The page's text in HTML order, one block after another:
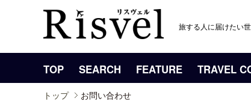
旅する人に届けたい
TOP SEARCH FEATURE TRAVEL
トップ お問い合わせ